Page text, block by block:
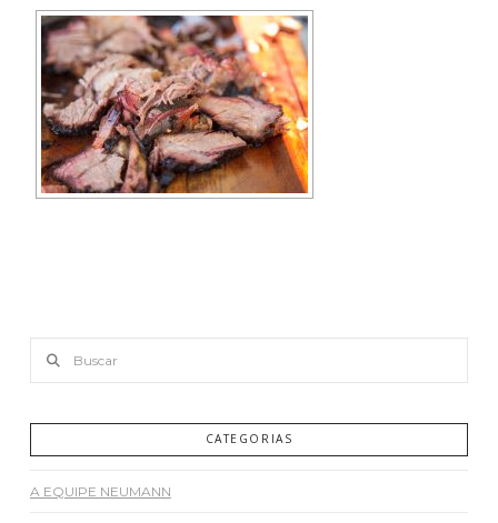
CATEGORIAS
A EQUIPE NEUMANN